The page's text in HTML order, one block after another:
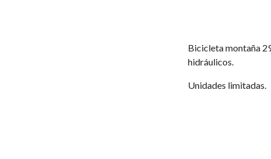
Bicicleta montaña
hidráulicos.
Unidades limitadas.